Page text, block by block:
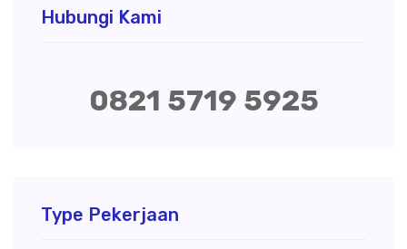
Hubungi Kami
0821 5719 5925
Type Pekerjaan